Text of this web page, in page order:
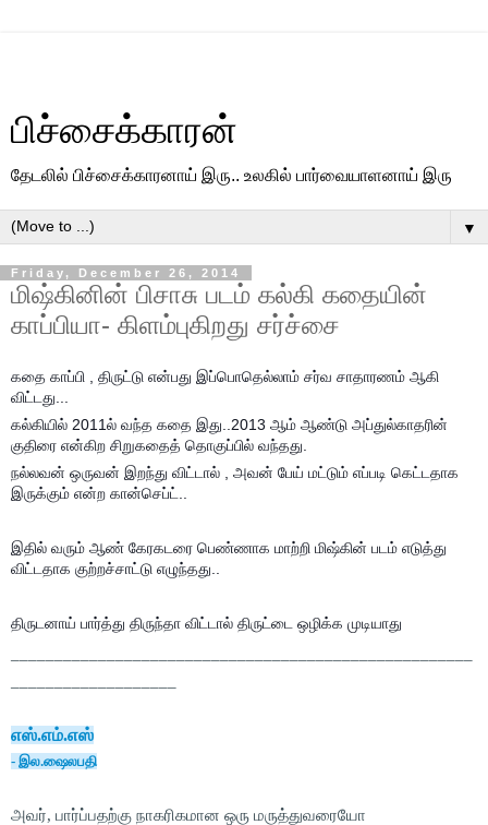
பிச்சைக்காரன்
தேடலில் பிச்சைக்காரனாய் இரு.. உலகில் பார்வையாளனாய் இரு
▼
Friday, December 26, 2014
மிஷ்கினின் பிசாசு படம் கல்கி கதையின்
காப்பியா- கிளம்புகிறது சர்ச்சை
கதை காப்பி , திருட்டு என்பது இப்பொதெல்லாம் சர்வ சாதாரணம் ஆகி
விட்டது...
கல்கியில் 2011ல் வந்த கதை இது..2013 ஆம் ஆண்டு அப்துல்காதரின்
குதிரை என்கிற சிறுகதைத் தொகுப்பில் வந்தது.
நல்லவன் ஒருவன் இறந்து விட்டால் , அவன் பேய் மட்டும் எப்படி கெட்டதாக
இருக்கும் என்ற கான்செப்ட்..
இதில் வரும் ஆண் கேரகடரை பெண்ணாக மாற்றி மிஷ்கின் படம் எடுத்து
விட்டதாக குற்றச்சாட்டு எழுந்தது..
திருடனாய் பார்த்து திருந்தா விட்டால் திருட்டை ஒழிக்க முடியாது
எஸ்.எம்.எஸ்
- இல.ஷைலபதி
அவர், பார்ப்பதற்கு நாகரிகமான ஒரு மருத்துவரையோ